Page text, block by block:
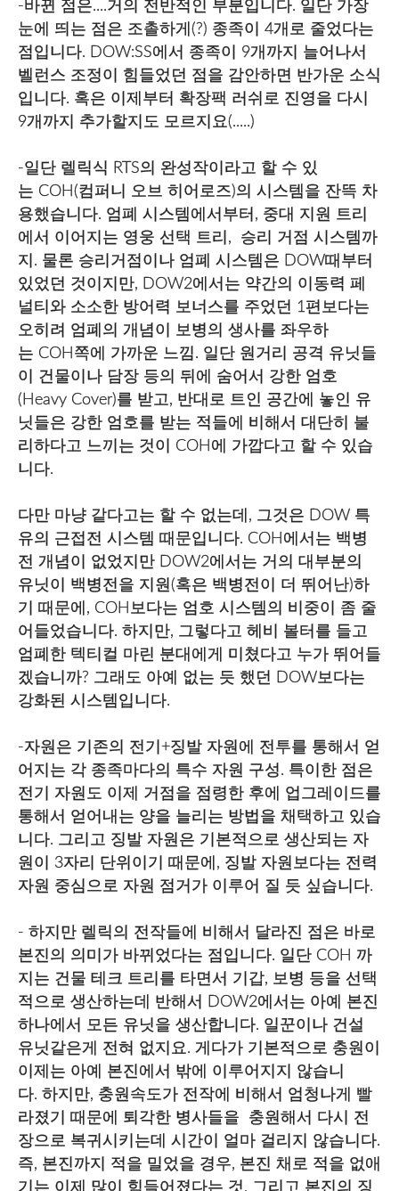
-바뀐 점은....거의 전반적인 부분입니다. 일단 가장
눈에 띄는 점은 조촐하게(?) 종족이 4개로 줄었다는
점입니다. DOW:SS에서 종족이 9개까지 늘어나서
벨런스 조정이 힘들었던 점을 감안하면 반가운 소식
입니다. 혹은 이제부터 확장팩 러쉬로 진영을 다시
9개까지 추가할지도 모르지요(.....)
-일단 렐릭식 RTS의 완성작이라고 할 수 있
는 COH(컴퍼니 오브 히어로즈)의 시스템을 잔뜩 차
용했습니다. 엄폐 시스템에서부터, 중대 지원 트리
에서 이어지는 영웅 선택 트리, 승리 거점 시스템까
지. 물론 승리거점이나 엄폐 시스템은 DOW때부터
있었던 것이지만, DOW2에서는 약간의 이동력 페
널티와 소소한 방어력 보너스를 주었던 1편보다는
오히려 엄폐의 개념이 보병의 생사를 좌우하
는 COH쪽에 가까운 느낌. 일단 원거리 공격 유닛들
이 건물이나 담장 등의 뒤에 숨어서 강한 엄호
(Heavy Cover)를 받고, 반대로 트인 공간에 놓인 유
닛들은 강한 엄호를 받는 적들에 비해서 대단히 불
리하다고 느끼는 것이 COH에 가깝다고 할 수 있습
니다.
다만 마냥 같다고는 할 수 없는데, 그것은 DOW 특
유의 근접전 시스템 때문입니다. COH에서는 백병
전 개념이 없었지만 DOW2에서는 거의 대부분의
유닛이 백병전을 지원(혹은 백병전이 더 뛰어난)하
기 때문에, COH보다는 엄호 시스템의 비중이 좀 줄
어들었습니다. 하지만, 그렇다고 헤비 볼터를 들고
엄폐한 텍티컬 마린 분대에게 미쳤다고 누가 뛰어들
겠습니까? 그래도 아예 없는 듯 했던 DOW보다는
강화된 시스템입니다.
-자원은 기존의 전기+징발 자원에 전투를 통해서 얻
어지는 각 종족마다의 특수 자원 구성. 특이한 점은
전기 자원도 이제 거점을 점령한 후에 업그레이드를
통해서 얻어내는 양을 늘리는 방법을 채택하고 있습
니다. 그리고 징발 자원은 기본적으로 생산되는 자
원이 3자리 단위이기 때문에, 징발 자원보다는 전력
자원 중심으로 자원 점거가 이루어 질 듯 싶습니다.
- 하지만 렐릭의 전작들에 비해서 달라진 점은 바로
본진의 의미가 바뀌었다는 점입니다. 일단 COH 까
지는 건물 테크 트리를 타면서 기갑, 보병 등을 선택
적으로 생산하는데 반해서 DOW2에서는 아예 본진
하나에서 모든 유닛을 생산합니다. 일꾼이나 건설
유닛같은게 전혀 없지요. 게다가 기본적으로 충원이
이제는 아예 본진에서 밖에 이루어지지 않습니
다. 하지만, 충원속도가 전작에 비해서 엄청나게 빨
라졌기 때문에 퇴각한 병사들을 충원해서 다시 전
장으로 복귀시키는데 시간이 얼마 걸리지 않습니다.
즉, 본진까지 적을 밀었을 경우, 본진 채로 적을 없애
기는 이제 많이 힘들어졌다는 것. 그리고 본진의 징